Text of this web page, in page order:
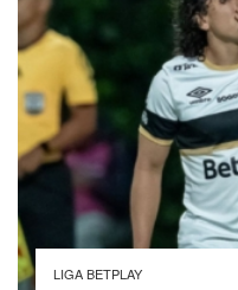
LIGA BETPLAY